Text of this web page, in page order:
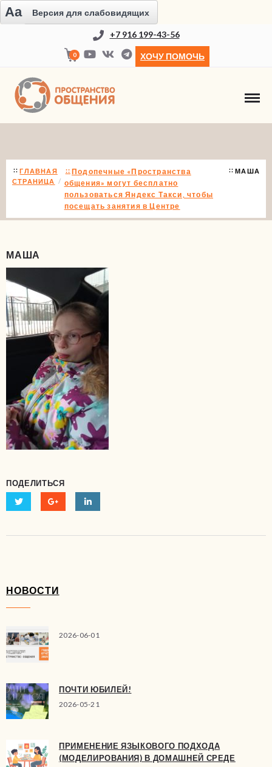
Aa Версия для слабовидящих
+7 916 199-43-56
0 ХОЧУ ПОМОЧЬ
ГЛАВНАЯ
СТРАНИЦА
Подопечные «Пространства
общения» могут бесплатно
пользоваться Яндекс Такси, чтобы
посещать занятия в Центре
МАША
МАША
ПОДЕЛИТЬСЯ
НОВОСТИ
2026-06-01
ПОЧТИ ЮБИЛЕЙ!
2026-05-21
ПРИМЕНЕНИЕ ЯЗЫКОВОГО ПОДХОДА
(МОДЕЛИРОВАНИЯ) В ДОМАШНЕЙ СРЕДЕ